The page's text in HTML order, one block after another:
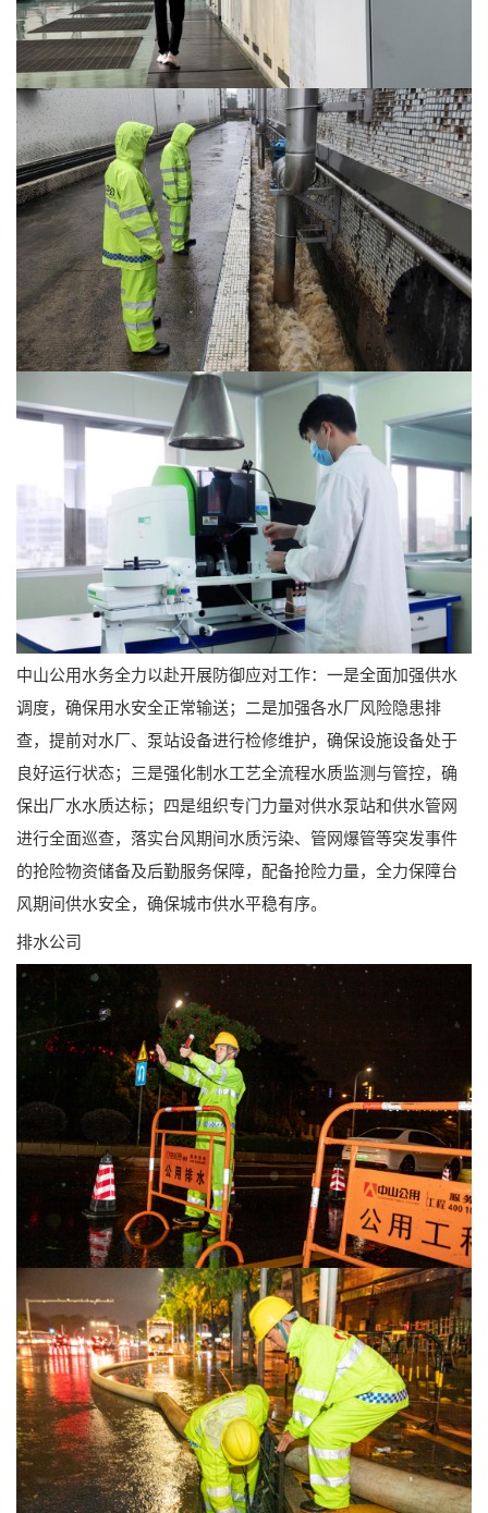
中山公用水务全力以赴开展防御应对工作：一是全面加强供水
调度，确保用水安全正常输送；二是加强各水厂风险隐患排
查，提前对水厂、泵站设备进行检修维护，确保设施设备处于
良好运行状态；三是强化制水工艺全流程水质监测与管控，确
保出厂水水质达标；四是组织专门力量对供水泵站和供水管网
进行全面巡查，落实台风期间水质污染、管网爆管等突发事件
的抢险物资储备及后勤服务保障，配备抢险力量，全力保障台
风期间供水安全，确保城市供水平稳有序。
排水公司